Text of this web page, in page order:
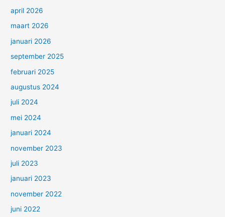
april 2026
maart 2026
januari 2026
september 2025
februari 2025
augustus 2024
juli 2024
mei 2024
januari 2024
november 2023
juli 2023
januari 2023
november 2022
juni 2022